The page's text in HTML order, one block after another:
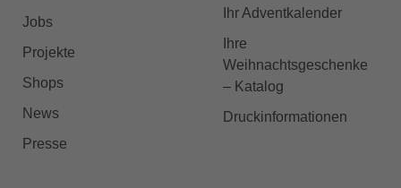
Jobs
Projekte
Shops
News
Presse
Ihr Adventkalender
Ihre
Weihnachtsgeschenke
– Katalog
Druckinformationen